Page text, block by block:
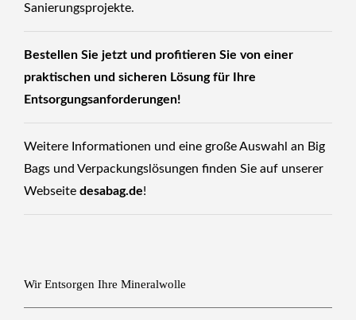
Sanierungsprojekte.
Bestellen Sie jetzt und profitieren Sie von einer
praktischen und sicheren Lösung für Ihre
Entsorgungsanforderungen!
Weitere Informationen und eine große Auswahl an Big
Bags und Verpackungslösungen finden Sie auf unserer
Webseite desabag.de!
Wir Entsorgen Ihre Mineralwolle